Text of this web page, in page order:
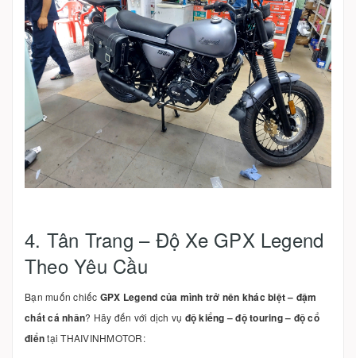
4. Tân Trang – Độ Xe GPX Legend
Theo Yêu Cầu
Bạn muốn chiếc GPX Legend của mình trở nên khác biệt – đậm
chất cá nhân? Hãy đến với dịch vụ độ kiểng – độ touring – độ cổ
điểntại THAIVINHMOTOR: